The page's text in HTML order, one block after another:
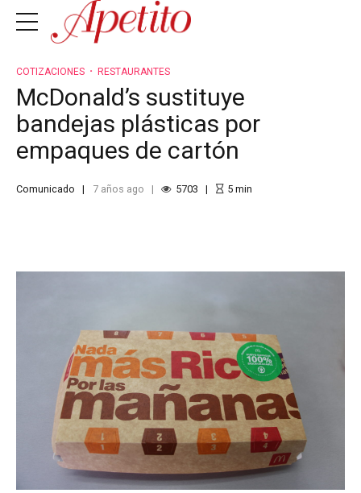
COTIZACIONES RESTAURANTES
McDonald’s sustituye
bandejas plásticas por
empaques de cartón
Comunicado 7 años ago 5703 5min